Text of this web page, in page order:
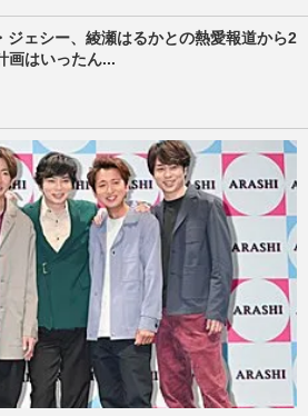
ジェシー、綾瀬はるかとの熱愛報道から2
画はいったん...